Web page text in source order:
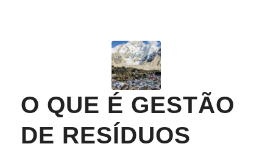
O QUE É GESTÃO
DE RESÍDUOS